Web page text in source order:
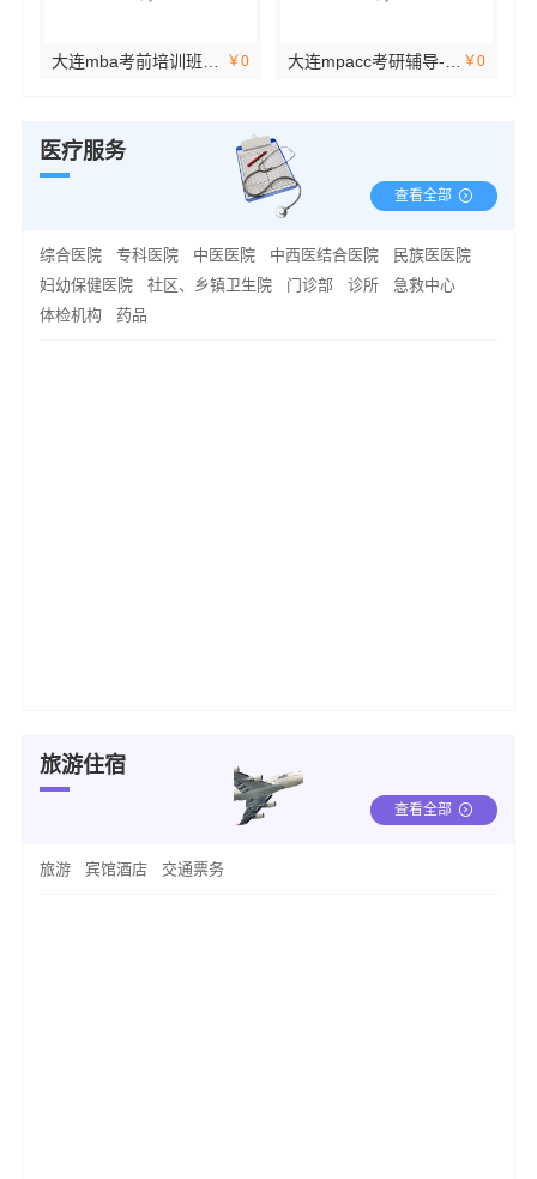
大连mba考前培训班哪家专业-社科赛斯 ￥0 ￥0
医疗服务
查看全部
综合医院 专科医院 中医医院 中西医结合医院
民族医医院
妇幼保健医院
社区、乡镇卫生院 门诊部 诊所
急救中心
体检机构
药品
旅游住宿
查看全部
旅游 宾馆酒店 交通票务